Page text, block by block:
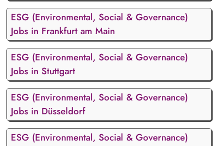
ESG (Environmental, Social & Governance)
Jobs in Frankfurt am Main
ESG (Environmental, Social & Governance)
Jobs in Stuttgart
ESG (Environmental, Social & Governance)
Jobs in Düsseldorf
ESG (Environmental, Social & Governance)